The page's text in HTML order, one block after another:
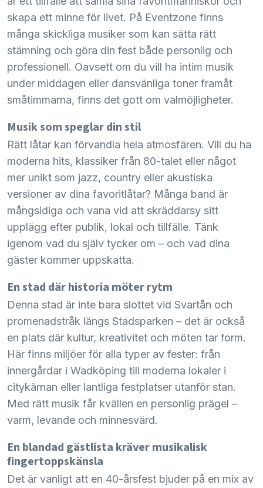
skapa ett minne för livet. På Eventzone finns
många skickliga musiker som kan sätta rätt
stämning och göra din fest både personlig och
professionell. Oavsett om du vill ha intim musik
under middagen eller dansvänliga toner framåt
småtimmarna, finns det gott om valmöjligheter.
Musik som speglar din stil
Rätt låtar kan förvandla hela atmosfären. Vill du ha
moderna hits, klassiker från 80-talet eller något
mer unikt som jazz, country eller akustiska
versioner av dina favoritlåtar? Många band är
mångsidiga och vana vid att skräddarsy sitt
upplägg efter publik, lokal och tillfälle. Tänk
igenom vad du själv tycker om – och vad dina
gäster kommer uppskatta.
En stad där historia möter rytm
Denna stad är inte bara slottet vid Svartån och
promenadstråk längs Stadsparken – det är också
en plats där kultur, kreativitet och möten tar form.
Här finns miljöer för alla typer av fester: från
innergårdar i Wadköping till moderna lokaler i
citykärnan eller lantliga festplatser utanför stan.
Med rätt musik får kvällen en personlig prägel –
varm, levande och minnesvärd.
En blandad gästlista kräver musikalisk
fingertoppskänsla
Det är vanligt att en 40-årsfest bjuder på en mix av